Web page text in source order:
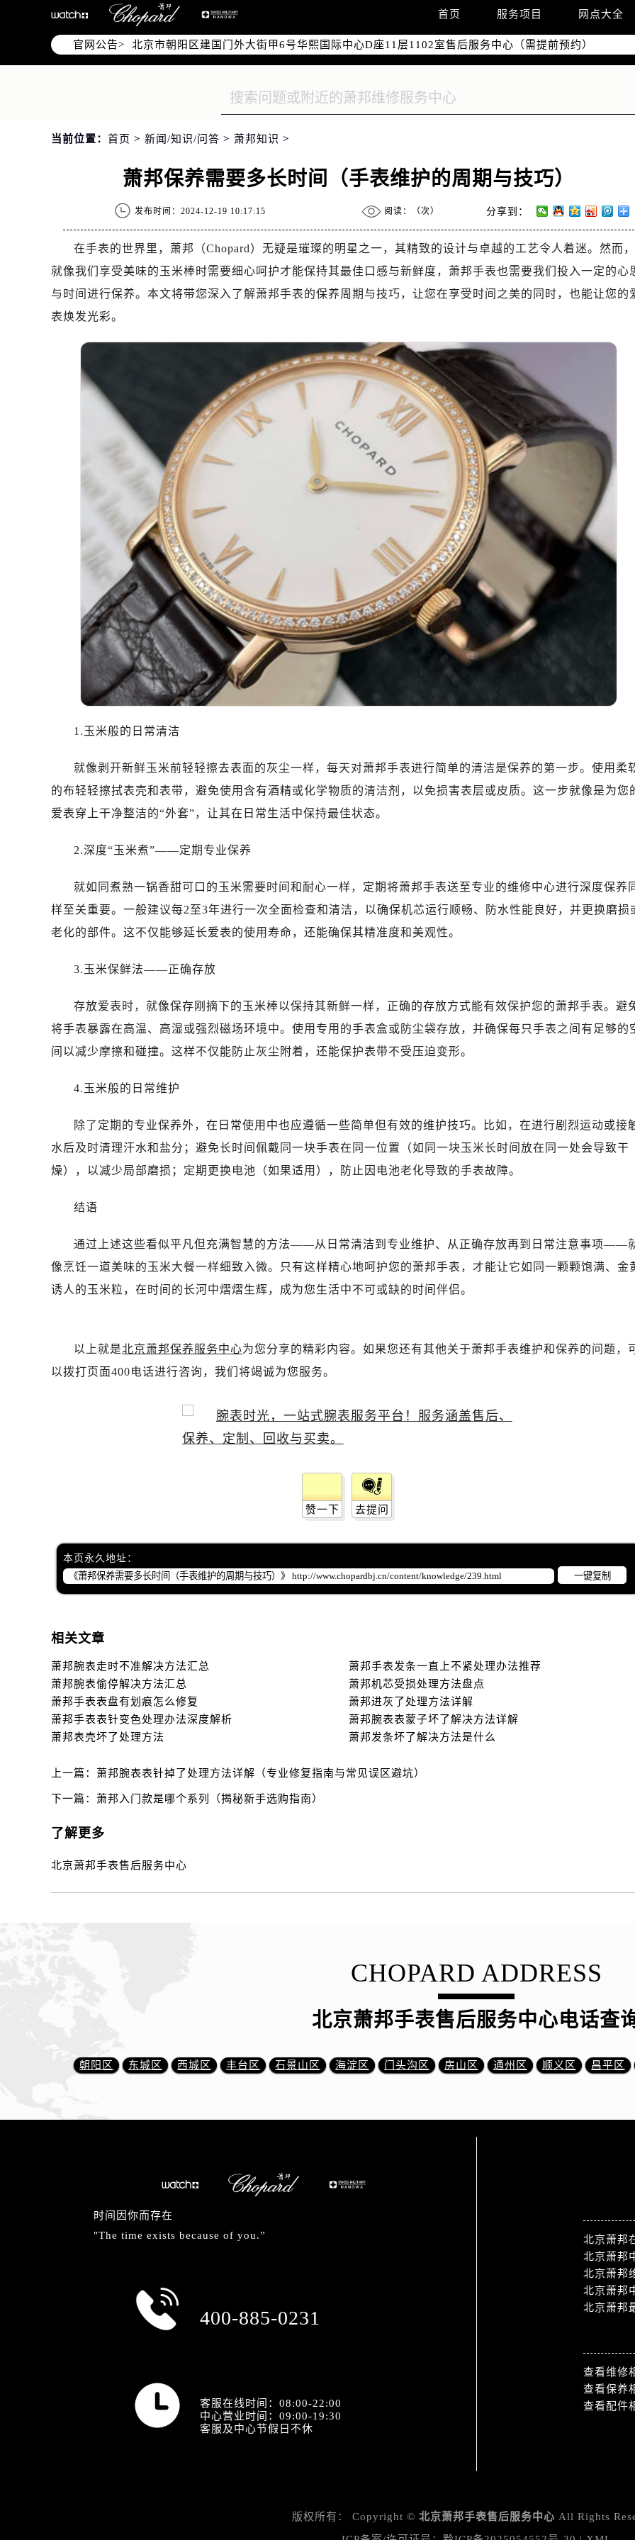
首页 服务项目 网点大全
官网公告>
北京市朝阳区建国门外大街甲6号华熙国际中心写字楼D座11层1102室（需提前预约）
北京市朝阳区建国门外大街甲6号华熙国际中心D座11层1102室售后服务中心（需提前预约）
北京市东城区东长安街1号王府井东方广场W3座6层602室售后服务中心（需提前预约）
节假日正常营业！
当前位置： 首页 > 新闻/知识/问答 > 萧邦知识 >
萧邦保养需要多长时间（手表维护的周期与技巧）
发布时间：2024-12-19 10:17:15 阅读：（次） 分享到：
在手表的世界里，萧邦（Chopard）无疑是璀璨的明星之一，其精致的设计与卓越的工艺令人着迷。然而，
就像我们享受美味的玉米棒时需要细心呵护才能保持其最佳口感与新鲜度，萧邦手表也需要我们投入一定的心
与时间进行保养。本文将带您深入了解萧邦手表的保养周期与技巧，让您在享受时间之美的同时，也能让您的
表焕发光彩。
1.玉米般的日常清洁
就像剥开新鲜玉米前轻轻擦去表面的灰尘一样，每天对萧邦手表进行简单的清洁是保养的第一步。使用柔
的布轻轻擦拭表壳和表带，避免使用含有酒精或化学物质的清洁剂，以免损害表层或皮质。这一步就像是为您
爱表穿上干净整洁的“外套”，让其在日常生活中保持最佳状态。
2.深度“玉米煮”——定期专业保养
就如同煮熟一锅香甜可口的玉米需要时间和耐心一样，定期将萧邦手表送至专业的维修中心进行深度保养
样至关重要。一般建议每2至3年进行一次全面检查和清洁，以确保机芯运行顺畅、防水性能良好，并更换磨损
老化的部件。这不仅能够延长爱表的使用寿命，还能确保其精准度和美观性。
3.玉米保鲜法——正确存放
存放爱表时，就像保存刚摘下的玉米棒以保持其新鲜一样，正确的存放方式能有效保护您的萧邦手表。避
将手表暴露在高温、高湿或强烈磁场环境中。使用专用的手表盒或防尘袋存放，并确保每只手表之间有足够的
间以减少摩擦和碰撞。这样不仅能防止灰尘附着，还能保护表带不受压迫变形。
4.玉米般的日常维护
除了定期的专业保养外，在日常使用中也应遵循一些简单但有效的维护技巧。比如，在进行剧烈运动或接
水后及时清理汗水和盐分；避免长时间佩戴同一块手表在同一位置（如同一块玉米长时间放在同一处会导致干
燥），以减少局部磨损；定期更换电池（如果适用），防止因电池老化导致的手表故障。
结语
通过上述这些看似平凡但充满智慧的方法——从日常清洁到专业维护、从正确存放再到日常注意事项——
像烹饪一道美味的玉米大餐一样细致入微。只有这样精心地呵护您的萧邦手表，才能让它如同一颗颗饱满、金
诱人的玉米粒，在时间的长河中熠熠生辉，成为您生活中不可或缺的时间伴侣。
以上就是北京萧邦保养服务中心为您分享的精彩内容。如果您还有其他关于萧邦手表维护和保养的问题，
以拨打页面400电话进行咨询，我们将竭诚为您服务。
赞一下 去提问
本页永久地址：
一键复制
相关文章
萧邦腕表走时不准解决方法汇总
萧邦手表发条一直上不紧处理办法推荐
萧邦腕表偷停解决方法汇总
萧邦机芯受损处理方法盘点
萧邦手表表盘有划痕怎么修复
萧邦进灰了处理方法详解
萧邦手表表针变色处理办法深度解析
萧邦腕表表蒙子坏了解决方法详解
萧邦表壳坏了处理方法
萧邦发条坏了解决方法是什么
上一篇： 萧邦腕表表针掉了处理方法详解（专业修复指南与常见误区避坑）
下一篇： 萧邦入门款是哪个系列（揭秘新手选购指南）
了解更多
北京萧邦手表售后服务中心
CHOPARD ADDRESS
北京萧邦手表售后服务中心电话查
朝阳区 东城区 西城区 丰台区 石景山区 海淀区 门头沟区 房山区 通州区 顺义区 昌平区
时间因你而存在
"The time exists because of you.”
400-885-0231
客服在线时间：08:00-22:00
中心营业时间：09:00-19:30
客服及中心节假日不休
北京萧邦
北京萧邦
北京萧邦
北京萧邦
北京萧邦
查看维修
查看保养
查看配件
版权所有： Copyright © 北京萧邦手表售后服务中心 All Rights